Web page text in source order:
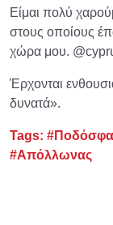
Είμαι πολύ
στους οποίους
χώρα μου.
Έρχονται
δυνατά».
Tags:
#Απόλλωνας